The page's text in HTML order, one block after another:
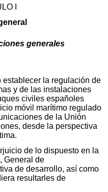
I
generales
establecer la regulación de
y de las instalaciones
civiles españoles
móvil marítimo regulado
de la Unión
desde la perspectiva
de lo dispuesto en la
General de
de desarrollo, así como
resultarles de